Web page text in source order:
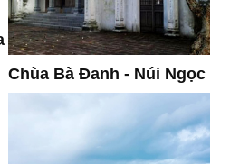
Chùa Bà Đanh - Núi Ngọc